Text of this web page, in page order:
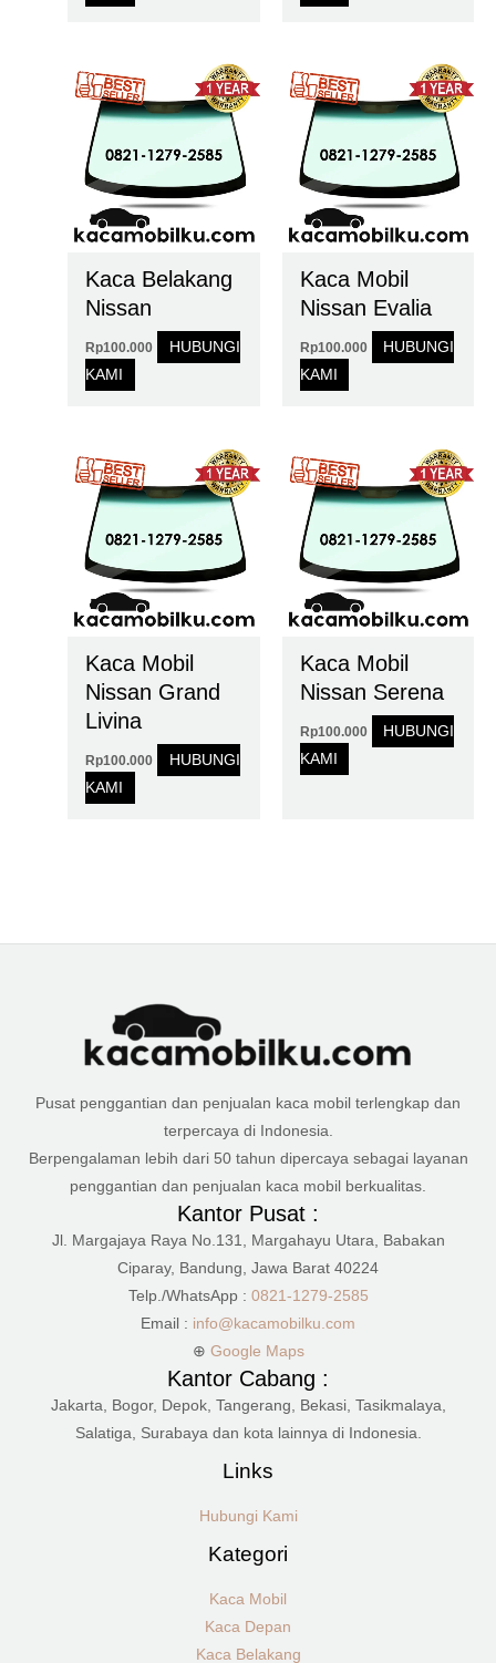
Kaca Belakang
Nissan
Rp100.000
HUBUNGI
KAMI
Kaca Mobil
Nissan Evalia
Rp100.000
HUBUNGI
KAMI
Kaca Mobil
Nissan Grand
Livina
Rp100.000
HUBUNGI
KAMI
Kaca Mobil
Nissan Serena
Rp100.000
HUBUNGI
KAMI
Pusat penggantian dan penjualan kaca mobil terlengkap dan
terpercaya di Indonesia.
Berpengalaman lebih dari 50 tahun dipercaya sebagai layanan
penggantian dan penjualan kaca mobil berkualitas.
Kantor Pusat :
Jl. Margajaya Raya No.131, Margahayu Utara, Babakan
Ciparay, Bandung, Jawa Barat 40224
Telp./WhatsApp : 0821-1279-2585
Email : info@kacamobilku.com
⊕ Google Maps
Kantor Cabang :
Jakarta, Bogor, Depok, Tangerang, Bekasi, Tasikmalaya,
Salatiga, Surabaya dan kota lainnya di Indonesia.
Links
Hubungi Kami
Kategori
Kaca Mobil
Kaca Depan
Kaca Belakang